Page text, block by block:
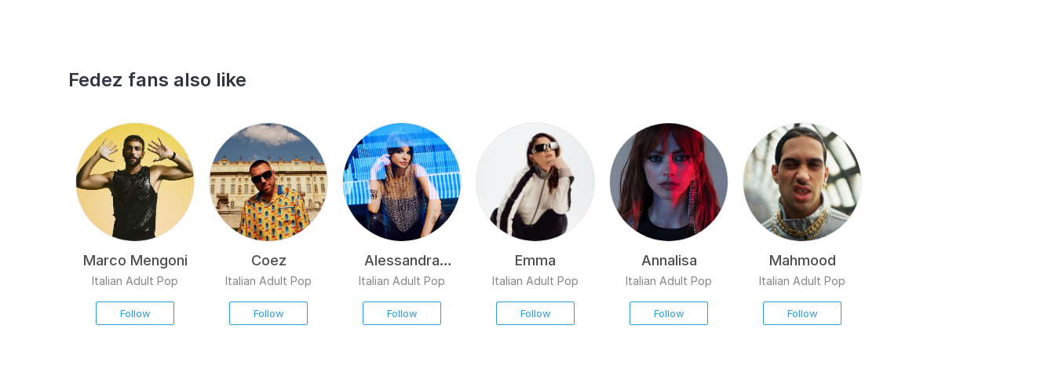
mondo dello spettacolo lo confermano come una
figura di grande rilievo e successo.
Fedez fans also like
Marco Mengoni
Italian Adult Pop
Follow
Coez
Italian Adult Pop
Follow
Alessandra
Amoroso
Italian Adult Pop
Follow
Emma
Italian Adult Pop
Follow
Annalisa
Italian Adult Pop
Follow
Mahmood
Italian Adult Pop
Follow